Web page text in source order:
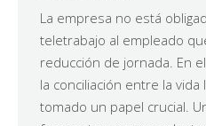
La empresa no está
teletrabajo al empleado
reducción de jornada. En
la conciliación entre la vida
tomado un papel crucial.